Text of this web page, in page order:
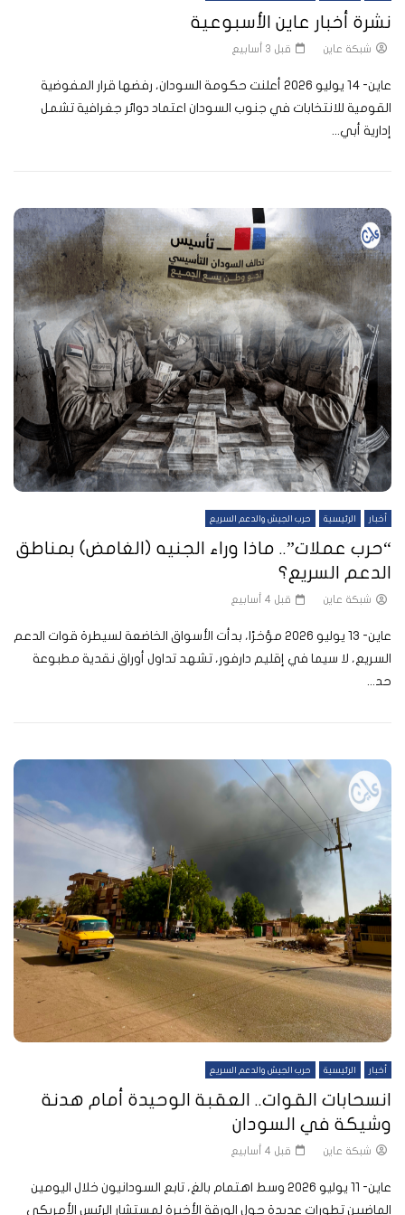
نشرة أخبار عاين الأسبوعية
شبكة عاين قبل 3 أسابيع
عاين- 14 يوليو 2026 أعلنت حكومة السودان، رفضها قرار المفوضية
القومية للانتخابات في جنوب السودان اعتماد دوائر جغرافية تشمل
إدارية أبي...
أخبار الرئيسية حرب الجيش والدعم السريع
“حرب عملات”.. ماذا وراء الجنيه (الغامض) بمناطق
الدعم السريع؟
شبكة عاين قبل 4 أسابيع
عاين- 13 يوليو 2026 مؤخرًا، بدأت الأسواق الخاضعة لسيطرة قوات الدعم
السريع، لا سيما في إقليم دارفور، تشهد تداول أوراق نقدية مطبوعة
حد...
أخبار الرئيسية حرب الجيش والدعم السريع
انسحابات القوات.. العقبة الوحيدة أمام هدنة
وشيكة في السودان
شبكة عاين قبل 4 أسابيع
عاين- 11 يوليو 2026 وسط اهتمام بالغ، تابع السودانيون خلال اليومين
الماضيين تطورات عديدة حول الورقة الأخيرة لمستشار الرئيس الأمريكي